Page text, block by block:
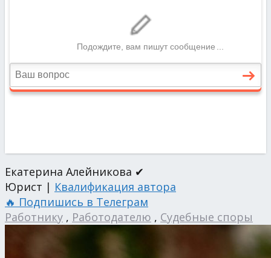
Екатерина Алейникова ✔
Юрист | Квалификация автора
🔥 Подпишись в Телеграм
Работнику , Работодателю , Судебные споры